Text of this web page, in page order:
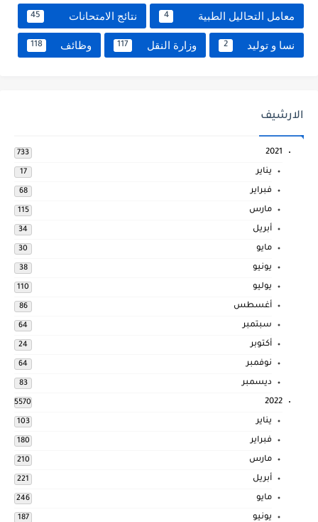
معامل التحاليل الطبية 4 نتائج الامتحانات 45
نسا و توليد 2 وزارة النقل 117 وظائف 118
الارشيف
2021
733
يناير 17
فبراير 68
مارس 115
أبريل 34
مايو 30
يونيو 38
يوليو 110
أغسطس 86
سبتمبر 64
أكتوبر 24
نوفمبر 64
ديسمبر 83
2022
5570
يناير 103
فبراير 180
مارس 210
أبريل 221
مايو 246
يونيو 187